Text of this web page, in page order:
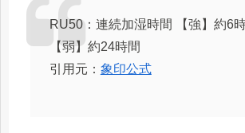
RU50：連続加湿時間 【強】約6時
【弱】約24時間
引用元： 象印公式